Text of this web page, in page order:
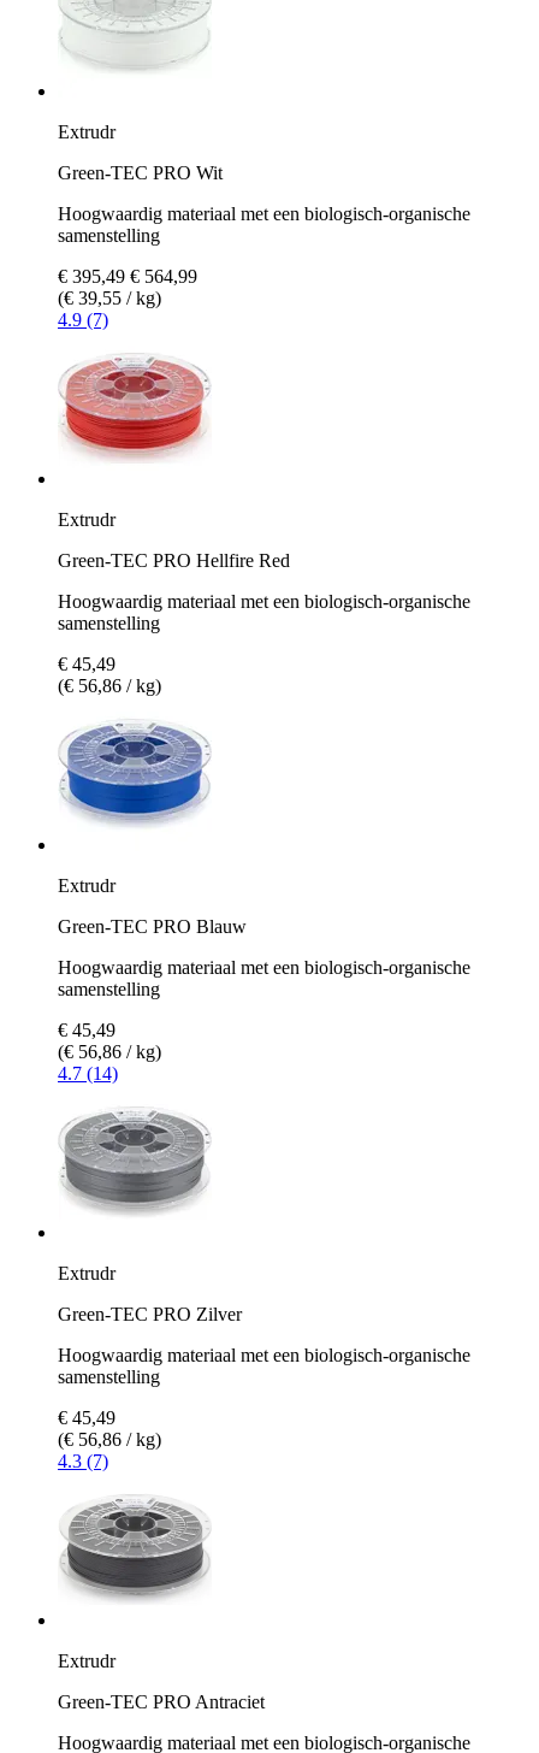
Extrudr
Green-TEC PRO Wit
Hoogwaardig materiaal met een biologisch-organische
samenstelling
€ 395,49 € 564,99
(€ 39,55 / kg)
4.9 (7)
Extrudr
Green-TEC PRO Hellfire Red
Hoogwaardig materiaal met een biologisch-organische
samenstelling
€ 45,49
(€ 56,86 / kg)
Extrudr
Green-TEC PRO Blauw
Hoogwaardig materiaal met een biologisch-organische
samenstelling
€ 45,49
(€ 56,86 / kg)
4.7 (14)
Extrudr
Green-TEC PRO Zilver
Hoogwaardig materiaal met een biologisch-organische
samenstelling
€ 45,49
(€ 56,86 / kg)
4.3 (7)
Extrudr
Green-TEC PRO Antraciet
Hoogwaardig materiaal met een biologisch-organische